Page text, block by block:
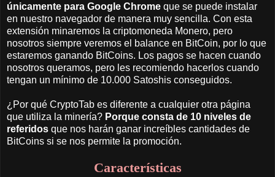
únicamente para Google Chrome que se puede instalar
en nuestro navegador de manera muy sencilla. Con esta
extensión minaremos la criptomoneda Monero, pero
nosotros siempre veremos el balance en BitCoin, por lo que
estaremos ganando BitCoins. Los pagos se hacen cuando
nosotros queramos, pero les recomiendo hacerlos cuando
tengan un mínimo de 10.000 Satoshis conseguidos.
¿Por qué CryptoTab es diferente a cualquier otra página
que utiliza la minería? Porque consta de 10 niveles de
referidos que nos harán ganar increíbles cantidades de
BitCoins si se nos permite la promoción.
Características